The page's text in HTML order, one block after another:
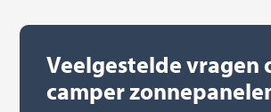
Veelgestelde vragen
camper